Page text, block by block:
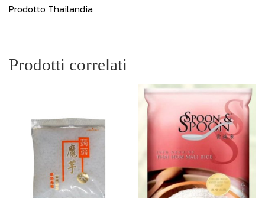
Prodotto Thailandia
Prodotti correlati